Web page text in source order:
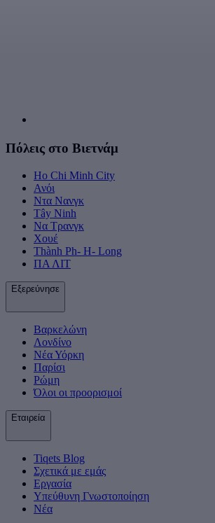
Πόλεις στο Βιετνάμ
Ho Chi Minh City
Ανόι
Ντα Νανγκ
Tây Ninh
Να Τρανγκ
Χουέ
Thành Ph- H- Long
ΠΑ ΛΙΤ
Εξερεύνησε
Βαρκελώνη
Λονδίνο
Νέα Υόρκη
Παρίσι
Ρώμη
Όλοι οι προορισμοί
Εταιρεία
Tiqets Βlog
Σχετικά με εμάς
Εργασία
Υπεύθυνη Γνωστοποίηση
Νέα